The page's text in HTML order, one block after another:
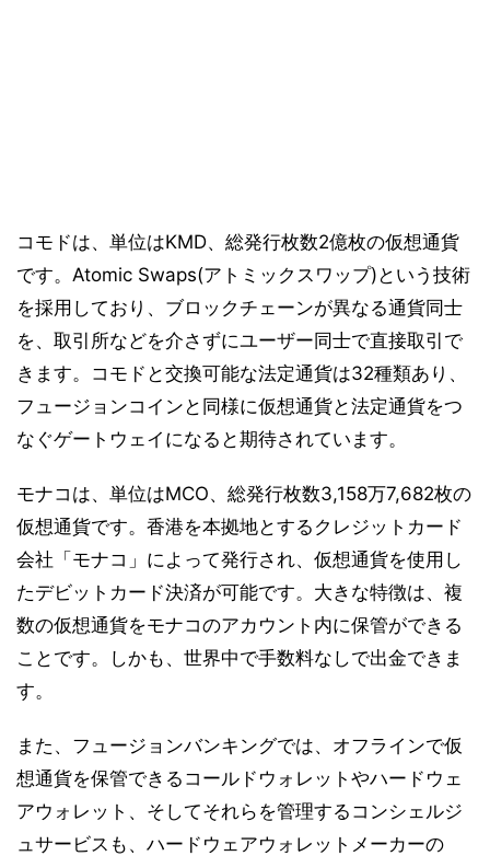
コモドは、単位はKMD、総発行枚数2億枚の仮想通貨
です。Atomic Swaps(アトミックスワップ)という技術
を採用しており、ブロックチェーンが異なる通貨同士
を、取引所などを介さずにユーザー同士で直接取引で
きます。コモドと交換可能な法定通貨は32種類あり、
フュージョンコインと同様に仮想通貨と法定通貨をつ
なぐゲートウェイになると期待されています。
モナコは、単位はMCO、総発行枚数3,158万7,682枚の
仮想通貨です。香港を本拠地とするクレジットカード
会社「モナコ」によって発行され、仮想通貨を使用し
たデビットカード決済が可能です。大きな特徴は、複
数の仮想通貨をモナコのアカウント内に保管ができる
ことです。しかも、世界中で手数料なしで出金できま
す。
また、フュージョンバンキングでは、オフラインで仮
想通貨を保管できるコールドウォレットやハードウェ
アウォレット、そしてそれらを管理するコンシェルジ
ュサービスも、ハードウェアウォレットメーカーの